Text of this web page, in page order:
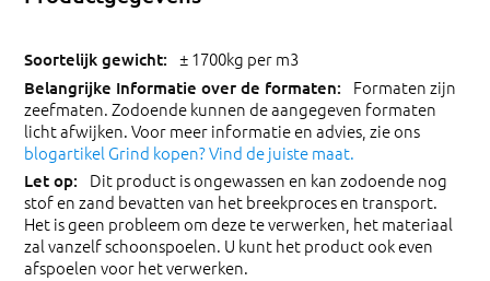
± 1700kg per m3
Formaten zijn
zeefmaten. Zodoende kunnen de aangegeven formaten
licht afwijken. Voor meer informatie en advies, zie ons
blogartikel Grind kopen? Vind de juiste maat.
Dit product is ongewassen en kan zodoende nog
stof en zand bevatten van het breekproces en transport.
Het is geen probleem om deze te verwerken, het materiaal
zal vanzelf schoonspoelen. U kunt het product ook even
afspoelen voor het verwerken.